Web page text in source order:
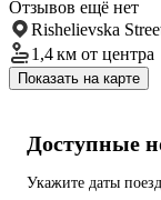
Отзывов ещё нет
Rishelievska
1,4 км от центра
Показать на карте
Доступные
Укажите даты